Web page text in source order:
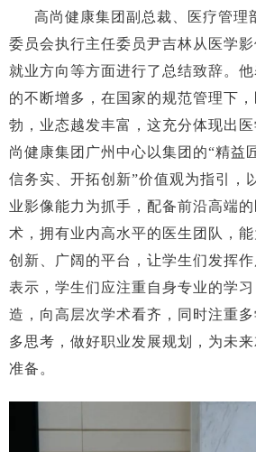
高尚健康集团副总裁、医疗管理
委员会执行主任委员尹吉林从医学影
就业方向等方面进行了总结致辞。
的不断增多，在国家的规范管理下
勃，业态越发丰富，这充分体现出
尚健康集团广州中心以集团的“精益
信务实、开拓创新”价值观为指引，
业影像能力为抓手，配备前沿高端
术，拥有业内高水平的医生团队，能
创新、广阔的平台，让学生们发挥
表示，学生们应注重自身专业的学
造，向高层次学术看齐，同时注重多
多思考，做好职业发展规划，为未
准备。